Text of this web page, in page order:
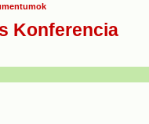
Konferencia